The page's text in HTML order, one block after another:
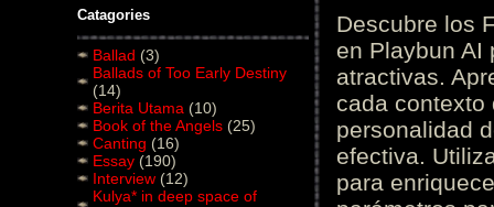
Catagories
Ballad (3)
Ballads of Too Early Destiny
(14)
Berita Utama (10)
Book of the Angels (25)
Canting (16)
Essay (190)
Interview (12)
Kulya* in deep space of
Descubre los
en Playbun AI
atractivas.
cada contexto
personalidad
efectiva.
para